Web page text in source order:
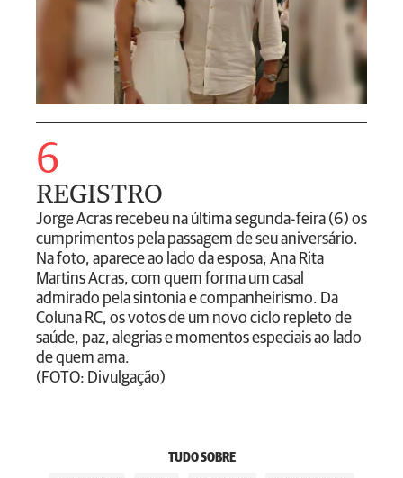
6
REGISTRO
Jorge Acras recebeu na última segunda-feira (6) os
cumprimentos pela passagem de seu aniversário.
Na foto, aparece ao lado da esposa, Ana Rita
Martins Acras, com quem forma um casal
admirado pela sintonia e companheirismo. Da
Coluna RC, os votos de um novo ciclo repleto de
saúde, paz, alegrias e momentos especiais ao lado
de quem ama.
(FOTO: Divulgação)
TUDO SOBRE